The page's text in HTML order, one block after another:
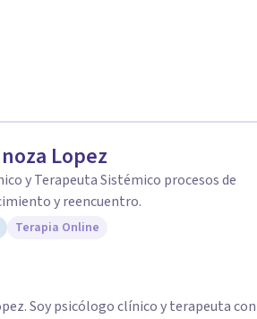
recursos para mejorar la calidad de vida.
Lopez
y Terapeuta Sistémico procesos de
y reencuentro.
Terapia Online
con